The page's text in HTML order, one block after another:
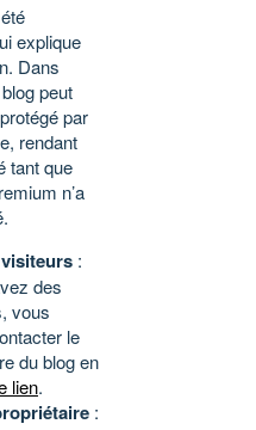
explique
Dans
peut
par
rendant
tant que
n’a
:
des
vous
le
du blog en
lien.
: